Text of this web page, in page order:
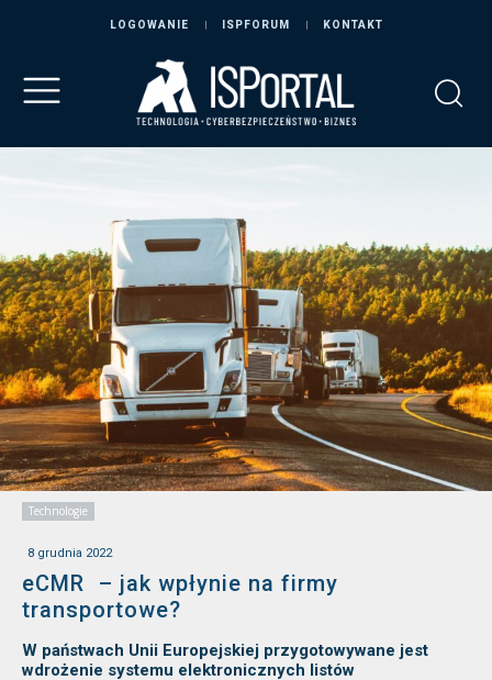
LOGOWANIE ISPFORUM KONTAKT
Technologie
8 grudnia 2022
eCMR – jak wpłynie na firmy
transportowe?
W państwach Unii Europejskiej przygotowywane jest
wdrożenie systemu elektronicznych listów